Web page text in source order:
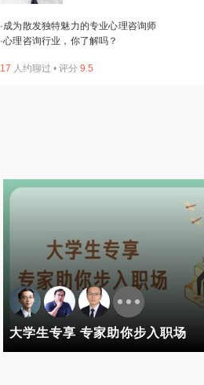
·成为散发独特魅力的专业心理咨询师
·心理咨询行业，你了解吗？
17 人约聊过 • 评分 9.5
大学生专享 专家助你步入职场